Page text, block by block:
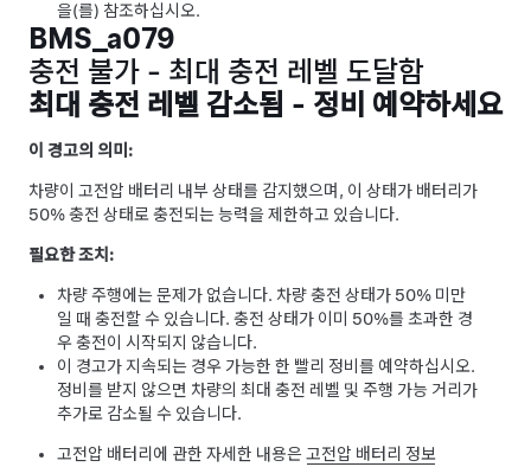
을(를) 참조하십시오.
BMS_a079
충전 불가 - 최대 충전 레벨 도달함
최대 충전 레벨 감소됨 - 정비 예약하세요
이 경고의 의미:
차량이 고전압 배터리 내부 상태를 감지했으며, 이 상태가 배터리가
50% 충전 상태로 충전되는 능력을 제한하고 있습니다.
필요한 조치:
차량 주행에는 문제가 없습니다. 차량 충전 상태가 50% 미만
일 때 충전할 수 있습니다. 충전 상태가 이미 50%를 초과한 경
우 충전이 시작되지 않습니다.
이 경고가 지속되는 경우 가능한 한 빨리 정비를 예약하십시오.
정비를 받지 않으면 차량의 최대 충전 레벨 및 주행 가능 거리가
추가로 감소될 수 있습니다.
고전압 배터리에 관한 자세한 내용은고전압 배터리 정보